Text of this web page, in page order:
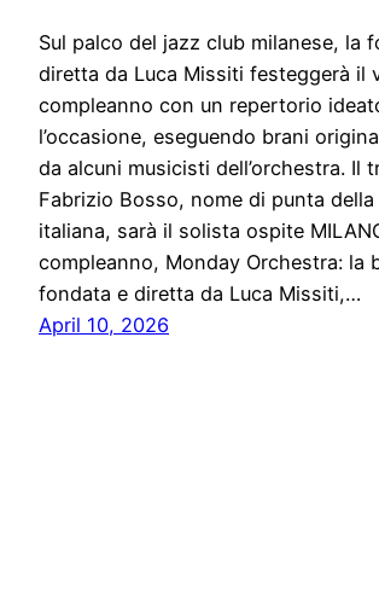
Sul palco del jazz club milanese, la
diretta da Luca Missiti festeggerà il
compleanno con un repertorio
l’occasione, eseguendo brani
da alcuni musicisti dell’orchestra. Il
Fabrizio Bosso, nome di punta della
italiana, sarà il solista ospite
compleanno, Monday Orchestra: la
fondata e diretta da Luca Missiti,…
April 10, 2026